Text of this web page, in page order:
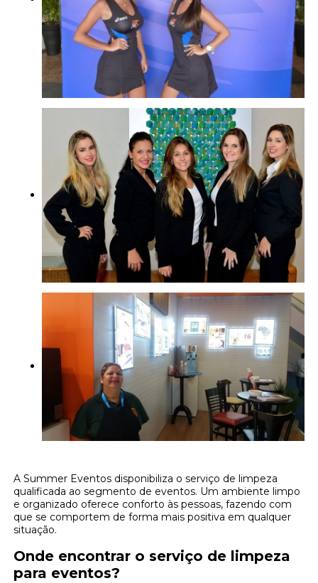
A Summer Eventos disponibiliza o serviço de limpeza
qualificada ao segmento de eventos. Um ambiente limpo
e organizado oferece conforto às pessoas, fazendo com
que se comportem de forma mais positiva em qualquer
situação.
Onde encontrar o serviço de limpeza
para eventos?